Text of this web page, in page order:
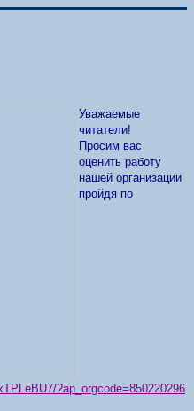
Уважаемые
читатели!
Просим вас
оценить работу
нашей организации
пройдя по
?ap_orgcode=850220296